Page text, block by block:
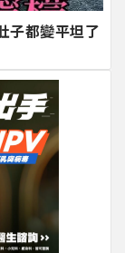
子都變平坦了